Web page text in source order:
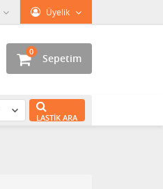
Üyelik
Sepetim
0
LASTIK ARA